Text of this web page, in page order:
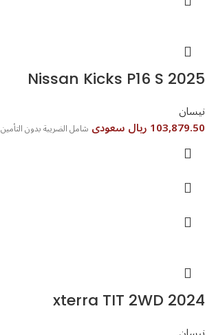
Nissan Kicks P16 S 2025
نيسان
103,879.50 ريال سعودى شامل الضريبة بدون التأمين
xterra TIT 2WD 2024⁩⁩